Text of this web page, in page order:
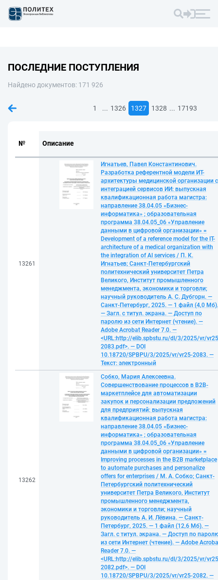
ПОСЛЕДНИЕ ПОСТУПЛЕНИЯ
Найдено документов: 171 926
1 ... 1326 1327 1328 ... 17193
№ Описание
13261
Игнатьев, Павел Константинович.
Разработка референтной модели ИТ-
архитектуры медицинской организации с
интеграцией сервисов ИИ: выпускная
квалификационная работа магистра:
направление 38.04.05 «Бизнес-
информатика» ; образовательная
программа 38.04.05_06 «Управление
данными в цифровой организации» =
Development of a reference model for the IT-
architecture of a medical organization with
the integration of AI services / П. К.
Игнатьев; Санкт-Петербургский
политехнический университет Петра
Великого, Институт промышленного
менеджмента, экономики и торговли;
научный руководитель А. С. Дубгорн. —
Санкт-Петербург, 2025. — 1 файл (4,0 Мб).
— Загл. с титул. экрана. — Доступ по
паролю из сети Интернет (чтение). —
Adobe Acrobat Reader 7.0. —
<URL:http://elib.spbstu.ru/dl/3/2025/vr/
2083.pdf>. — DOI
10.18720/SPBPU/3/2025/vr/vr25-2083. —
Текст: электронный
13262
Собко, Мария Алексеевна.
Совершенствование процессов в B2B-
маркетплейсе для автоматизации
закупок и персонализации предложений
для предприятий: выпускная
квалификационная работа магистра:
направление 38.04.05 «Бизнес-
информатика» ; образовательная
программа 38.04.05_06 «Управление
данными в цифровой организации» =
Improving processes in the B2B marketplace
to automate purchases and personalize
offers for enterprises / М. А. Собко; Санкт-
Петербургский политехнический
университет Петра Великого, Институт
промышленного менеджмента,
экономики и торговли; научный
руководитель А. И. Лёвина. — Санкт-
Петербург, 2025. — 1 файл (12,6 Мб). —
Загл. с титул. экрана. — Доступ по
из сети Интернет (чтение). — Adobe
Reader 7.0. —
<URL:http://elib.spbstu.ru/dl/3/2025/vr/
2082.pdf>. — DOI
10.18720/SPBPU/3/2025/vr/vr25-2082. —